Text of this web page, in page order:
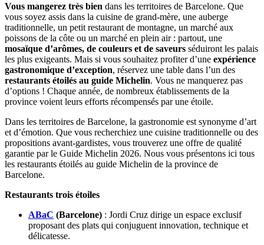
Vous mangerez très bien dans les territoires de Barcelone. Que
vous soyez assis dans la cuisine de grand-mère, une auberge
traditionnelle, un petit restaurant de montagne, un marché aux
poissons de la côte ou un marché en plein air : partout, une
mosaïque d’arômes, de couleurs et de saveurs séduiront les palais
les plus exigeants. Mais si vous souhaitez profiter d’une expérience
gastronomique d’exception, réservez une table dans l’un des
restaurants étoilés au guide Michelin. Vous ne manquerez pas
d’options ! Chaque année, de nombreux établissements de la
province voient leurs efforts récompensés par une étoile.
Dans les territoires de Barcelone, la gastronomie est synonyme d’art
et d’émotion. Que vous recherchiez une cuisine traditionnelle ou des
propositions avant-gardistes, vous trouverez une offre de qualité
garantie par le Guide Michelin 2026. Nous vous présentons ici tous
les restaurants étoilés au guide Michelin de la province de
Barcelone.
Restaurants trois étoiles
ABaC (Barcelone) : Jordi Cruz dirige un espace exclusif
proposant des plats qui conjuguent innovation, technique et
délicatesse.